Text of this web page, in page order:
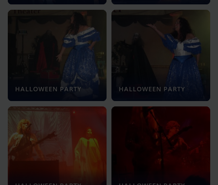
HALLOWEEN PARTY HALLOWEEN PARTY